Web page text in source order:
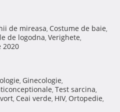
de mireasa, Costume de baie,
de logodna, Verighete,
2020
, Ginecologie,
, Test sarcina,
, Ceai verde, HIV, Ortopedie,